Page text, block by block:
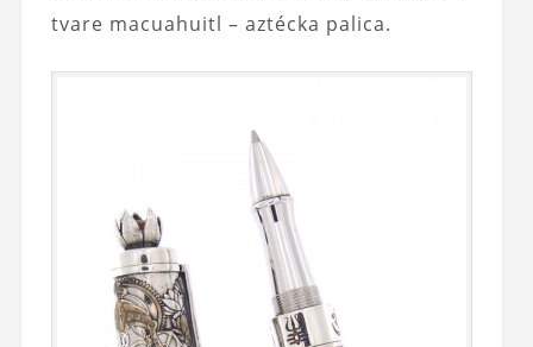
tvare macuahuitl – aztécka palica.